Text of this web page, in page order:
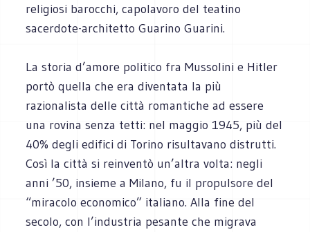
religiosi barocchi, capolavoro del teatino
sacerdote-architetto Guarino Guarini.
La storia d’amore politico fra Mussolini e Hitler
portò quella che era diventata la più
razionalista delle città romantiche ad essere
una rovina senza tetti: nel maggio 1945, più del
40% degli edifici di Torino risultavano distrutti.
Così la città si reinventò un’altra volta: negli
anni ’50, insieme a Milano, fu il propulsore del
“miracolo economico” italiano. Alla fine del
secolo, con l’industria pesante che migrava